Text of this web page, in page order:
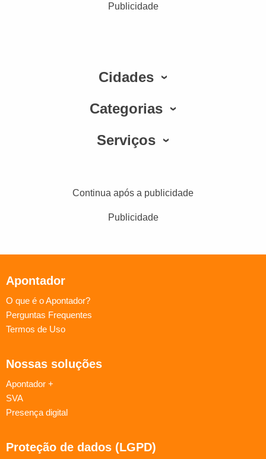
Publicidade
Cidades
Categorias
Serviços
Continua após a publicidade
Publicidade
Apontador
O que é o Apontador?
Perguntas Frequentes
Termos de Uso
Nossas soluções
Apontador +
SVA
Presença digital
Proteção de dados (LGPD)